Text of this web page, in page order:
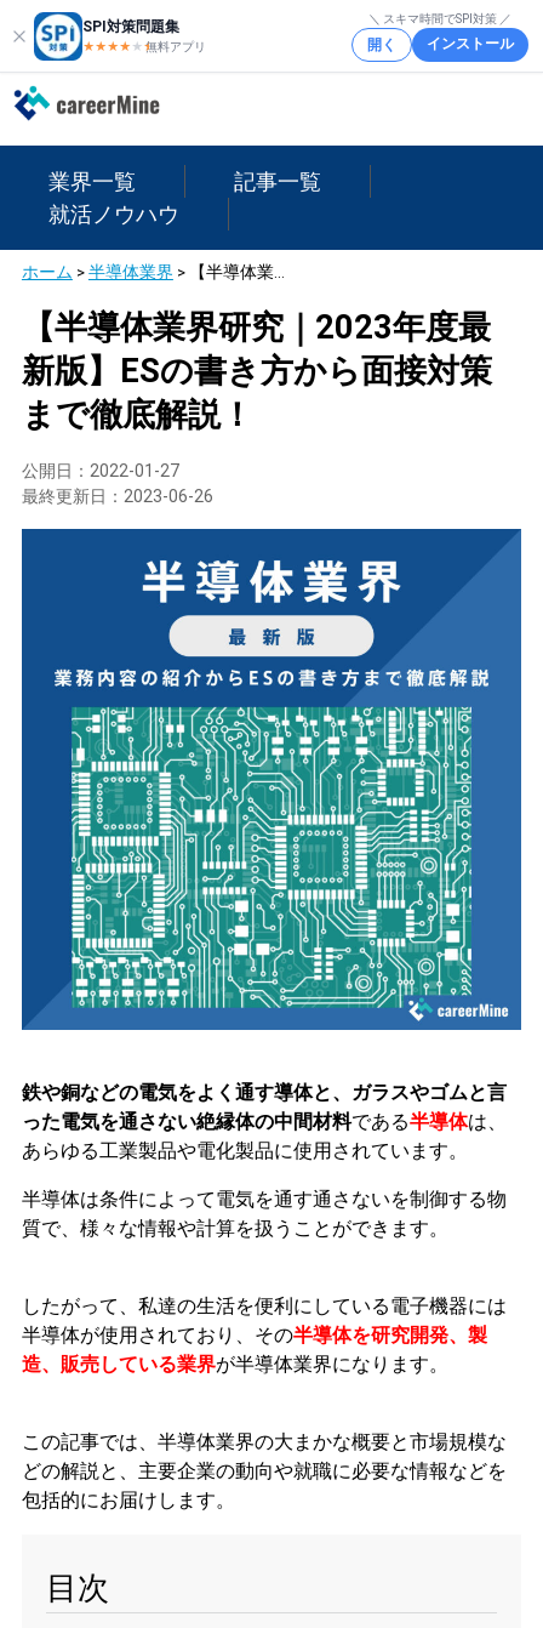
SPI対策問題集
★★★★ ★★
無料アプリ
＼ スキマ時間でSPI対策 ／
開く インストール
業界一覧
記事一覧
就活ノウハウ
ホーム >半導体業界 > 【半導体業界研究｜2023年度最新版】ESの書き方から面接対策まで徹底解説！
【半導体業界研究｜2023年度最
新版】ESの書き方から面接対策
まで徹底解説！
公開日： 2022-01-27
最終更新日： 2023-06-26
鉄や銅などの電気をよく通す導体と、ガラスやゴムと言
った電気を通さない絶縁体の中間材料である半導体は、
あらゆる工業製品や電化製品に使用されています。
半導体は条件によって電気を通す通さないを制御する物
質で、様々な情報や計算を扱うことができます。
したがって、私達の生活を便利にしている電子機器には
半導体が使用されており、その半導体を研究開発、製
造、販売している業界が半導体業界になります。
この記事では、半導体業界の大まかな概要と市場規模な
どの解説と、主要企業の動向や就職に必要な情報などを
包括的にお届けします。
目次